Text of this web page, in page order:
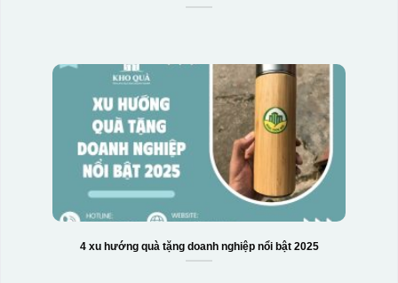
4 xu hướng quà tặng doanh nghiệp nổi bật 2025